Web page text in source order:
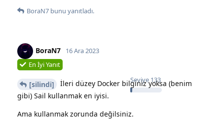
BoraN7 bunu yanıtladı.
BoraN7
Seviye 133
16 Ara 2023
En İyi Yanıt
[silindi]
İleri düzey Docker bilginiz yoksa (benim
gibi) Sail kullanmak en iyisi.
Ama kullanmak zorunda değilsiniz.